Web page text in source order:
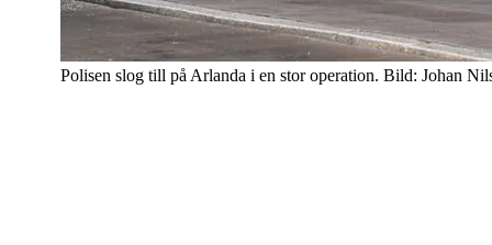
Polisen slog till på Arlanda i en stor operation. Bild: Johan